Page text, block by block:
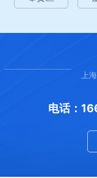
上
电话：